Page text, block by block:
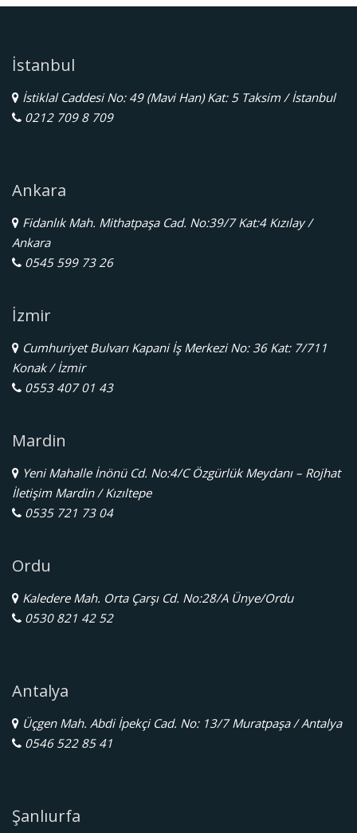
İstanbul
İstiklal Caddesi No: 49 (Mavi Han) Kat: 5 Taksim / İstanbul
0212 709 8 709
Ankara
Fidanlık Mah. Mithatpaşa Cad. No:39/7 Kat:4 Kızılay /
Ankara
0545 599 73 26
İzmir
Cumhuriyet Bulvarı Kapani İş Merkezi No: 36 Kat: 7/711
Konak / İzmir
0553 407 01 43
Mardin
Yeni Mahalle İnönü Cd. No:4/C Özgürlük Meydanı – Rojhat
İletişim Mardin / Kızıltepe
0535 721 73 04
Ordu
Kaledere Mah. Orta Çarşı Cd. No:28/A Ünye/Ordu
0530 821 42 52
Antalya
Üçgen Mah. Abdi İpekçi Cad. No: 13/7 Muratpaşa / Antalya
0546 522 85 41
Şanlıurfa